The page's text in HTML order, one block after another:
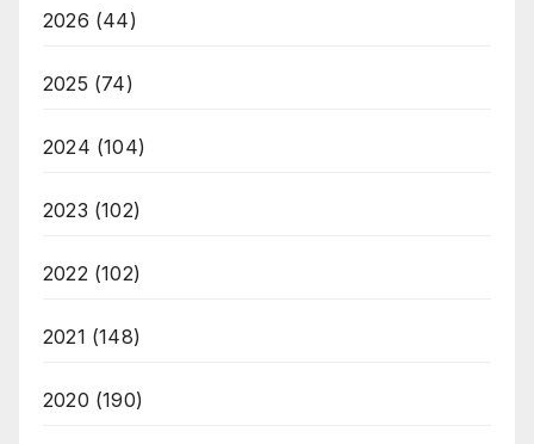
2026 (44)
2025 (74)
2024 (104)
2023 (102)
2022 (102)
2021 (148)
2020 (190)